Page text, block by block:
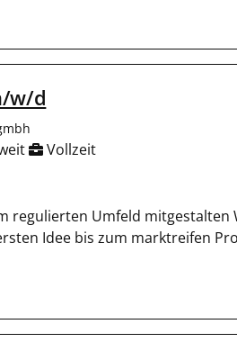
w/d
Vollzeit
regulierten Umfeld mitgestalten
Idee bis zum marktreifen